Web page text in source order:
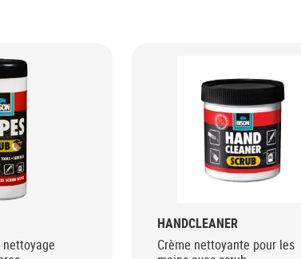
HANDCLEANER
Crème nettoyante pour les